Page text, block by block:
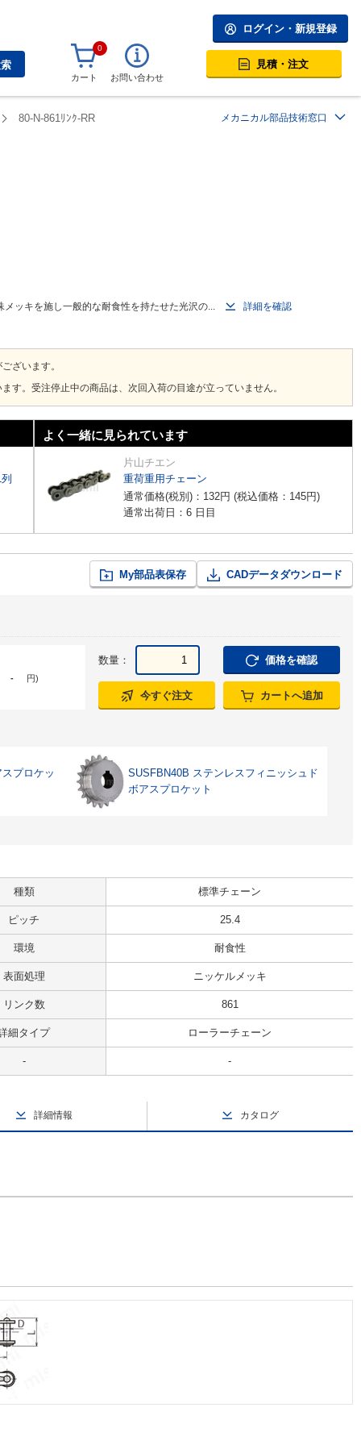
ログイン・新規登録
0
カート お問い合わせ
見積・注文
80-N-861ﾘﾝｸ-RR メカニカル部品技術窓口
ッキを施し一般的な耐食性を持たせた光沢の... 詳細を確認
ざいます。
す。受注停止中の商品は、次回入荷の目途が立っていません。
よく一緒に見られています
片山チエン
重荷重用チェーン
通常価格(税別)： 132円 (税込価格： 145円)
通常出荷日：6 日目
My部品表保存 CADデータダウンロード
- 円)
数量： 価格を確認
今すぐ注文 カートへ追加
プロケッ
SUSFBN40B ステンレスフィニッシュド
ボアスプロケット
種類 標準チェーン
ピッチ 25.4
環境 耐食性
表面処理 ニッケルメッキ
リンク数 861
細タイプ ローラーチェーン
- -
詳細情報 カタログ